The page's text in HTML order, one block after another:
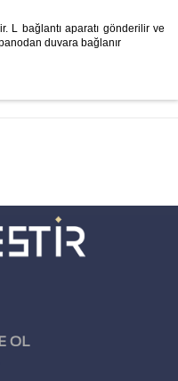
bağlantı aparatı gönderilir ve
duvara bağlanır
OL